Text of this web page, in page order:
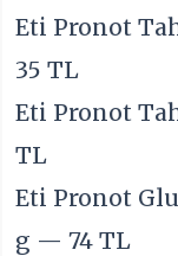
Eti Pronot
35 TL
Eti Pronot
TL
Eti Pronot
g — 74 TL